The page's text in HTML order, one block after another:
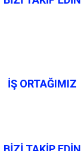
İŞ ORTAĞIMIZ